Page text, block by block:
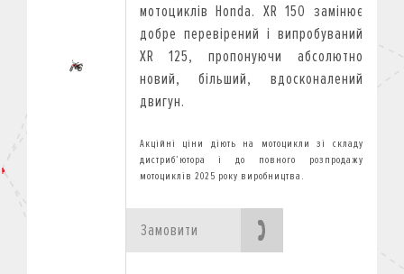
мотоциклів Honda. XR 150 замінює
добре перевірений і випробуваний
XR 125, пропонуючи абсолютно
новий, більший, вдосконалений
двигун.
Замовити